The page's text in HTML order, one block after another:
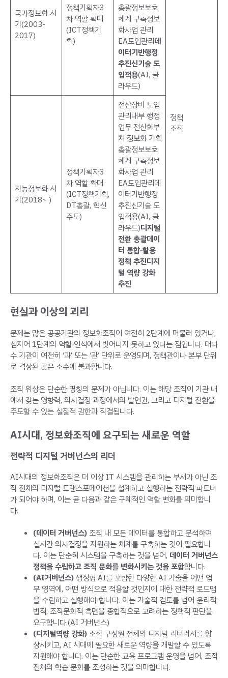
국가정보화 시
기(2003-
2017)
정책기획자3
차 역할 확대
(ICT정책기
획)
총괄정보보호
체계 구축정보
화사업 관리
EA도입관리데
이터기반행정
추진신기술 도
입적용(AI, 클
라우드)
정책
조직
지능정보화 시
기(2018~ )
정책기획자3
차 역할 확대
(ICT정책기획,
DT총괄, 혁신
주도)
전산장비 도입
관리내부 행정
업무 전산화부
처 정보화 기획
총괄정보보호
체계 구축정보
화사업 관리
EA도입관리데
이터기반행정
추진신기술 도
입적용(AI, 클
라우드)디지털
전환 총괄데이
터 통합·활용
정책 추진디지
털 역량 강화
추진
현실과 이상의 괴리
문제는 많은 공공기관의 정보화조직이 여전히 2단계에 머물러 있거나,
심지어 1단계의 역할 인식에서 벗어나지 못하고 있다는 점입니다. 대다
수 기관이 여전히 ‘과’ 또는 ‘관’ 단위로 운영되며, 정책관이나 본부 단위
로 격상된 곳은 소수에 불과합니다.
조직 위상은 단순한 명칭의 문제가 아닙니다. 이는 해당 조직이 기관 내
에서 갖는 영향력, 의사결정 과정에서의 발언권, 그리고 디지털 전환을
주도할 수 있는 실질적 권한과 직결됩니다.
AI시대, 정보화조직에 요구되는 새로운 역할
전략적 디지털 거버넌스의 리더
AI시대의 정보화조직은 더 이상 IT 시스템을 관리하는 부서가 아닌 조
직 전체의 디지털 트랜스포메이션을 설계하고 실행하는 전략적 파트너
가 되어야 하며, 이는 곧 다음과 같은 구체적인 역할 변화를 의미합니
다.
(데이터 거버넌스)조직 내 모든 데이터를 통합하고 분석하여
실시간 의사결정을 지원하는 체계를 구축하는 것이 필요합니
다. 이는 단순히 시스템을 구축하는 것을 넘어, 데이터 거버넌스
정책을 수립하고 조직 문화를 변화시키는 것을 포함합니다.
(AI거버넌스)생성형 AI를 포함한 다양한 AI 기술을 어떤 업
무 영역에, 어떤 방식으로 적용할 것인지에 대한 전략적 로드맵
을 수립하고 실행해야 합니다. 이는 기술적 검토를 넘어 윤리적,
법적, 조직문화적 측면을 종합적으로 고려하는 정책적 판단을
요구합니다.(AI 거버넌스)
(디지털역량 강화)조직 구성원 전체의 디지털 리터러시를 향
상시키고, AI 시대에 필요한 새로운 역량을 개발할 수 있도록
지원해야 합니다. 이는 단순한 교육 프로그램 운영을 넘어, 조직
전체의 학습 문화를 조성하는 것을 의미합니다.